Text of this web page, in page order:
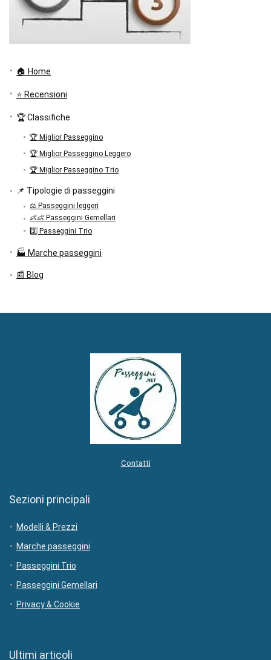
🏠 Home
⭐ Recensioni
🏆 Classifiche
🏆 Miglior Passeggino
🏆 Miglior Passeggino Leggero
🏆 Miglior Passeggino Trio
📌 Tipologie di passeggini
⚖️ Passeggini leggeri
👶👶 Passeggini Gemellari
3️⃣ Passeggini Trio
🏭 Marche passeggini
📰 Blog
Contatti
Sezioni principali
Modelli & Prezzi
Marche passeggini
Passeggini Trio
Passeggini Gemellari
Privacy & Cookie
Ultimi articoli